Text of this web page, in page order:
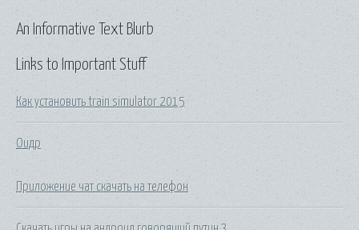
Links to Important Stuff
Как установить train simulator 2015
Оидр
Приложение чат скачать на телефон
An Informative Text Blurb